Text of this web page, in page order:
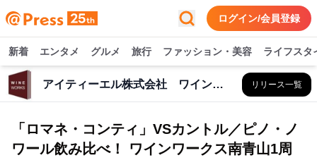
ログイン/会員登録
新着 エンタメ グルメ 旅行 ファッション・美容 ライフスタ
アイティーエル株式会社 ワインワークス南青山 リリース一覧
「ロマネ・コンティ」VSカントル／ピノ・ノ
ワール飲み比べ！ ワインワークス南青山1周